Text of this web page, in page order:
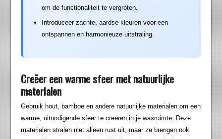
om de functionaliteit te vergroten.
Introduceer zachte, aardse kleuren voor een
ontspannen en harmonieuze uitstraling.
Creëer een warme sfeer met natuurlijke
materialen
Gebruik hout, bamboe en andere natuurlijke materialen om een
warme, uitnodigende sfeer te creëren in je wasruimte. Deze
materialen stralen niet alleen rust uit, maar ze brengen ook